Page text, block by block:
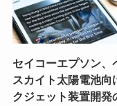
セイコーエプソン、
スカイト太陽電池向
クジェット装置開発